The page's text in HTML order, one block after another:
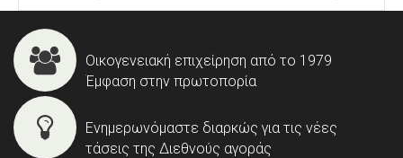
Οικογενειακή επιχείρηση από το 1979
Έμφαση στην πρωτοπορία
Ενημερωνόμαστε διαρκώς για τις νέες
τάσεις της Διεθνούς αγοράς